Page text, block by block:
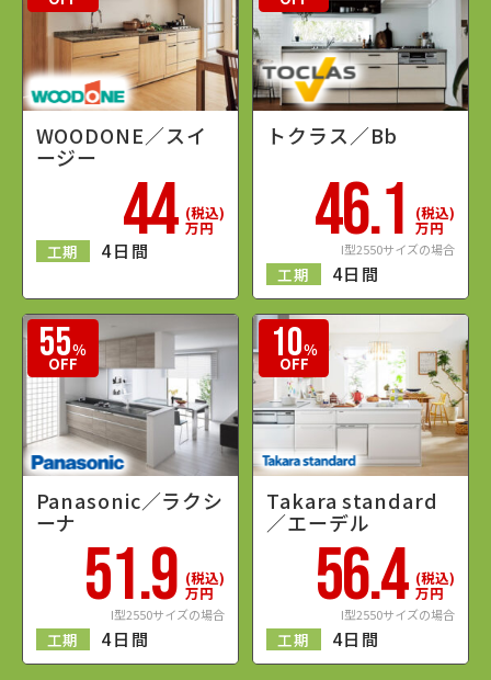
25
OFF
WOODONE／スイ
ージー
44 (税込)
万円
工期 4日間 62 ％
OFF
トクラス／Bb
46.1 (税込)
万円
I型2550サイズの場合
工期 4日間
55％
Panasonic／ラクシ
ーナ
51.9 (税込)
万円
I型2550サイズの場合
工期 4日間 10％
Takara standard
／エーデル
56.4 (税込)
万円
I型2550サイズの場合
工期 4日間